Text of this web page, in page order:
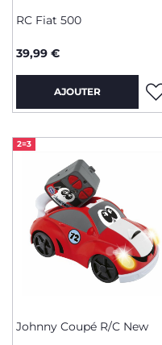
RC Fiat 500
39,99 €
AJOUTER
2=3
Johnny Coupé R/C New